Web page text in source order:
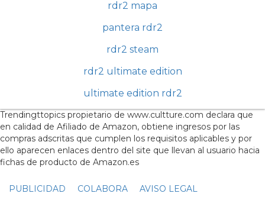
rdr2 mapa
pantera rdr2
rdr2 steam
rdr2 ultimate edition
ultimate edition rdr2
Trendingttopics propietario de www.cultture.com declara que
en calidad de Afiliado de Amazon, obtiene ingresos por las
compras adscritas que cumplen los requisitos aplicables y por
ello aparecen enlaces dentro del site que llevan al usuario hacia
fichas de producto de Amazon.es
PUBLICIDAD COLABORA AVISO LEGAL